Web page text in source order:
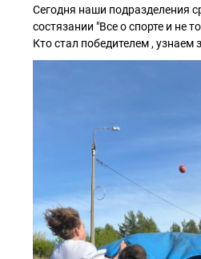
Сегодня наши подразделения
состязании "Все о спорте и не
Кто стал победителем , узнаем